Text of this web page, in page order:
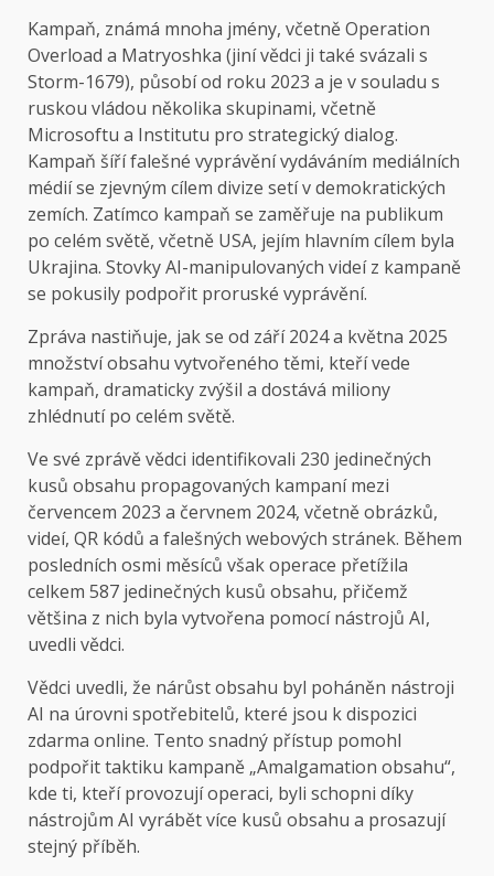
Kampaň, známá mnoha jmény, včetně Operation
Overload a Matryoshka (jiní vědci ji také svázali s
Storm-1679), působí od roku 2023 a je v souladu s
ruskou vládou několika skupinami, včetně
Microsoftu a Institutu pro strategický dialog.
Kampaň šíří falešné vyprávění vydáváním mediálních
médií se zjevným cílem divize setí v demokratických
zemích. Zatímco kampaň se zaměřuje na publikum
po celém světě, včetně USA, jejím hlavním cílem byla
Ukrajina. Stovky AI-manipulovaných videí z kampaně
se pokusily podpořit proruské vyprávění.
Zpráva nastiňuje, jak se od září 2024 a května 2025
množství obsahu vytvořeného těmi, kteří vede
kampaň, dramaticky zvýšil a dostává miliony
zhlédnutí po celém světě.
Ve své zprávě vědci identifikovali 230 jedinečných
kusů obsahu propagovaných kampaní mezi
červencem 2023 a červnem 2024, včetně obrázků,
videí, QR kódů a falešných webových stránek. Během
posledních osmi měsíců však operace přetížila
celkem 587 jedinečných kusů obsahu, přičemž
většina z nich byla vytvořena pomocí nástrojů AI,
uvedli vědci.
Vědci uvedli, že nárůst obsahu byl poháněn nástroji
AI na úrovni spotřebitelů, které jsou k dispozici
zdarma online. Tento snadný přístup pomohl
podpořit taktiku kampaně „Amalgamation obsahu“,
kde ti, kteří provozují operaci, byli schopni díky
nástrojům AI vyrábět více kusů obsahu a prosazují
stejný příběh.